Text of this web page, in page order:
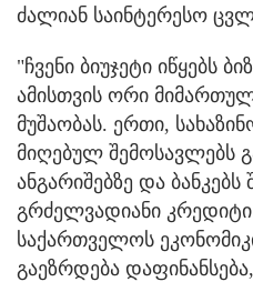
ძალიან საინტერესო
"ჩვენი ბიუჯეტი იწყებს
ამისთვის ორი
მუშაობას. ერთი,
მიღებულ შემოსავლებს
ანგარიშებზე და
გრძელვადიანი კრედიტი
საქართველოს
გაეზრდება